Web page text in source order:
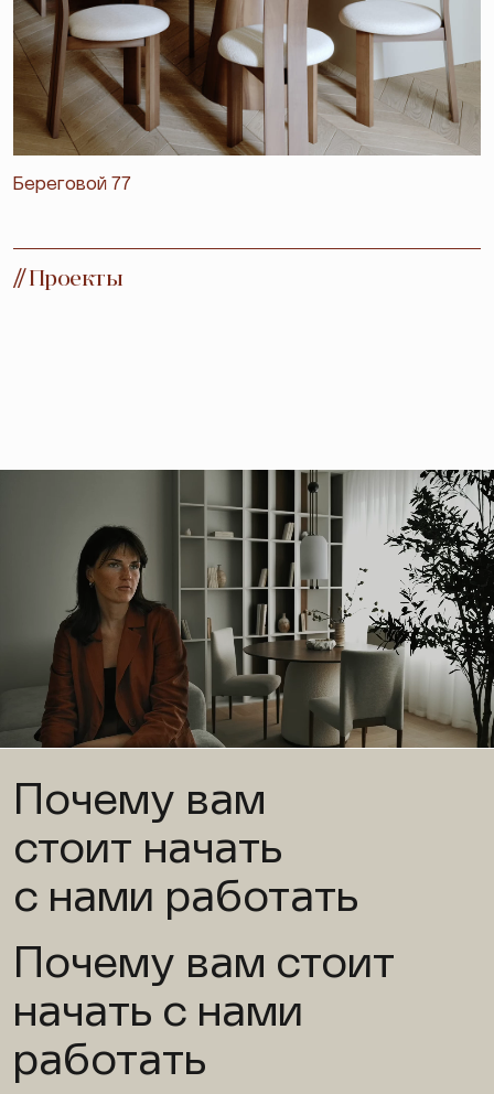
Береговой 77
// Проекты
Почему вам
стоит начать
с нами работать
Почему вам стоит
начать с нами
работать